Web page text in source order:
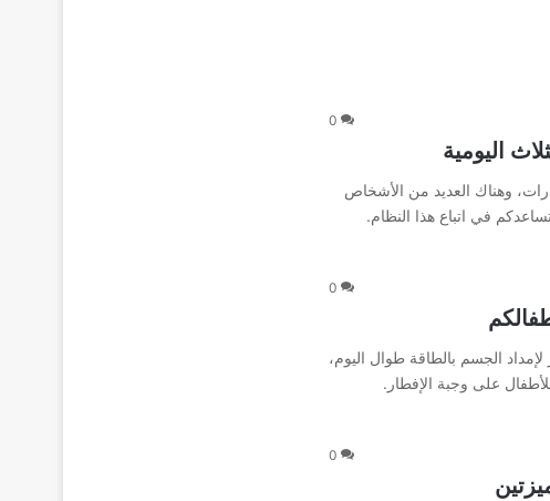
0
اليومية
وهناك العديد من الأشخاص
في اتباع هذا النظام.
0
الجسم بالطاقة طوال اليوم،
على وجبة الإفطار.
0